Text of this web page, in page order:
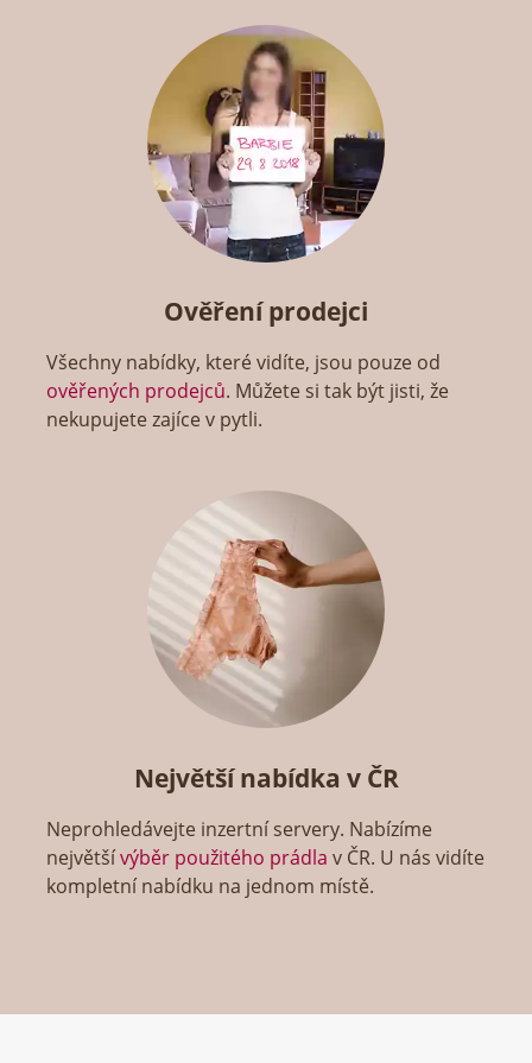
Ověření prodejci
Všechny nabídky, které vidíte, jsou pouze od
ověřených prodejců. Můžete si tak být jisti, že
nekupujete zajíce v pytli.
Největší nabídka v ČR
Neprohledávejte inzertní servery. Nabízíme
největšívýběr použitého prádla v ČR. U nás vidíte
kompletní nabídku na jednom místě.